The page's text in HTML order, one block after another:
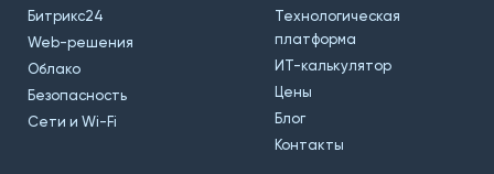
Битрикс24
Web-решения
Облако
Безопасность
Сети и Wi-Fi
Технологическая
платформа
ИТ-калькулятор
Цены
Блог
Контакты